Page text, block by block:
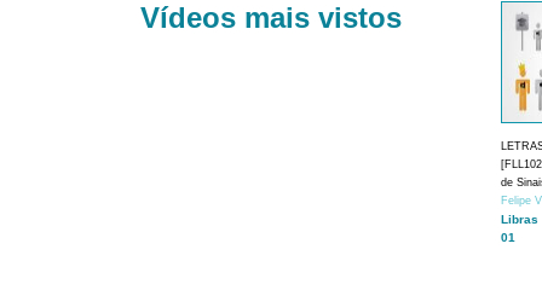
Vídeos mais vistos
de
Felipe
Libras
01